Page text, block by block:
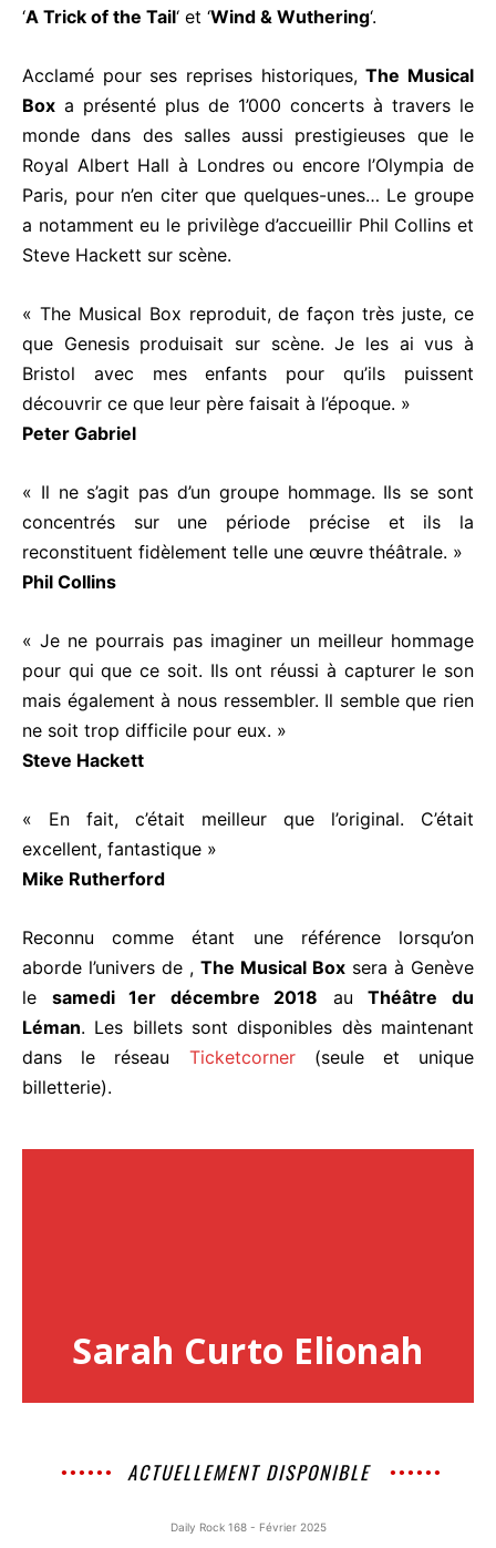
‘A Trick of the Tail‘ et ‘Wind & Wuthering‘.
Acclamé pour ses reprises historiques,The Musical
Box a présenté plus de 1’000 concerts à travers le
monde dans des salles aussi prestigieuses que le
Royal Albert Hall à Londres ou encore l’Olympia de
Paris, pour n’en citer que quelques-unes… Le groupe
a notamment eu le privilège d’accueillir Phil Collins et
Steve Hackett sur scène.
« The Musical Box reproduit, de façon très juste, ce
que Genesis produisait sur scène. Je les ai vus à
Bristol avec mes enfants pour qu’ils puissent
découvrir ce que leur père faisait à l’époque. »
Peter Gabriel
« Il ne s’agit pas d’un groupe hommage. Ils se sont
concentrés sur une période précise et ils la
reconstituent fidèlement telle une œuvre théâtrale. »
Phil Collins
« Je ne pourrais pas imaginer un meilleur hommage
pour qui que ce soit. Ils ont réussi à capturer le son
mais également à nous ressembler. Il semble que rien
ne soit trop difficile pour eux. »
Steve Hackett
« En fait, c’était meilleur que l’original. C’était
excellent, fantastique »
Mike Rutherford
Reconnu comme étant une référence lorsqu’on
aborde l’univers de , The Musical Box sera à Genève
le samedi 1er décembre 2018 auThéâtre du
Léman. Les billets sont disponibles dès maintenant
dans le réseau Ticketcorner(seule et unique
billetterie).
Sarah Curto Elionah
ACTUELLEMENT DISPONIBLE
Daily Rock 168 - Février 2025